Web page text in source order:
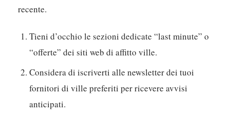
recente.
Tieni d’occhio le sezioni dedicate “last minute” o
“offerte” dei siti web di affitto ville.
Considera di iscriverti alle newsletter dei tuoi
fornitori di ville preferiti per ricevere avvisi
anticipati.